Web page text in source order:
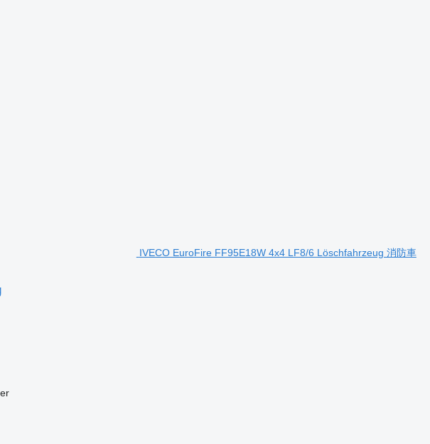
IVECO EuroFire FF95E18W 4x4 LF8/6 Löschfahrzeug 消防車